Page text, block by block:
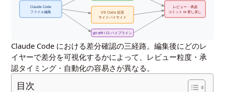
Claude Code
ファイル編集
VS Code 拡張
サイドバイサイド
git diff / CI パイプライン
レビュー・承認
コミット or 差し戻し
Claude Code における差分確認の三経路。編集後にどのレ
イヤーで差分を可視化するかによって、レビュー粒度・承
認タイミング・自動化の容易さが異なる。
目次